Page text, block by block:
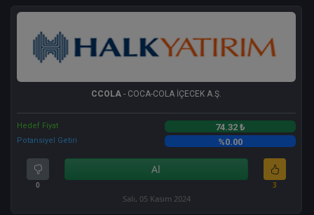
CCOLA - COCA-COLA İÇECEK A.Ş.
Hedef Fiyat 74.32 ₺
Potansiyel Getiri %0.00
0
Al
3
Salı, 05 Kasım 2024